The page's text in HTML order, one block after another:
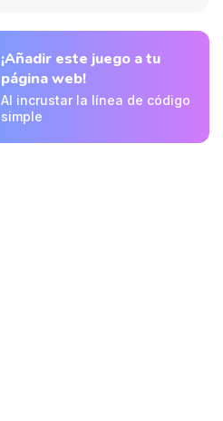
¡Añadir este juego a tu
página web!
Al incrustar la línea de código
simple